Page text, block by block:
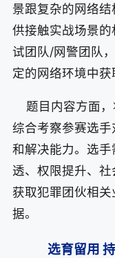
景跟复杂的网络
供接触实战场景
试团队/网警团队
定的网络环境中获
题目内容方面，
综合考察参赛选
和解决能力。选
透、权限提升、
获取犯罪团伙相
据。
选育留用